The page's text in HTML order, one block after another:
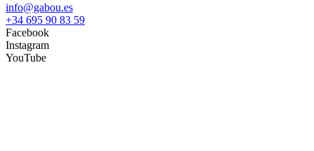
info@gabou.es
+34 695 90 83 59
Facebook
Instagram
YouTube